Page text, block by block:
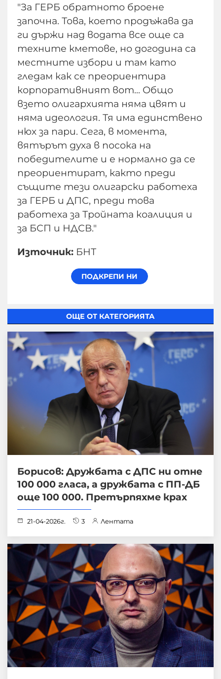
"За ГЕРБ обратното броене
започна. Това, което продъжава да
ги държи над водата все още са
техните кметове, но догодина са
местните избори и там като
гледам как се преориентира
корпоративният вот... Общо
взето олигархията няма цвят и
няма идеология. Тя има единствено
нюх за пари. Сега, в момента,
вятърът духа в посока на
победителите и е нормално да се
преориентират, както преди
същите тези олигарски работеха
за ГЕРБ и ДПС, преди това
работеха за Тройната коалиция и
за БСП и НДСВ."
Източник: БНТ
ОЩЕ ОТ КАТЕГОРИЯТА
Борисов: Дружбата с ДПС ни отне
100 000 гласа, а дружбата с ПП-ДБ
още 100 000. Претърпяхме крах
21-04-2026г. 3 Лентата